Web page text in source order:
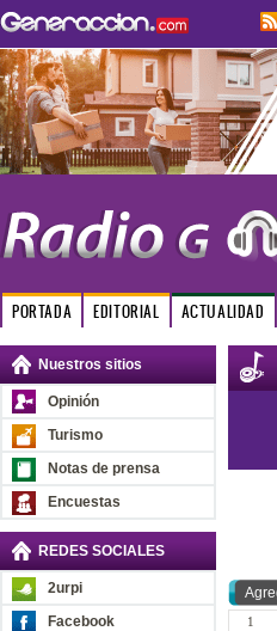
PORTADA EDITORIAL ACTUALIDAD
Nuestros sitios
Opinión
Turismo
Notas de prensa
Encuestas
REDES SOCIALES
2urpi
Facebook
1